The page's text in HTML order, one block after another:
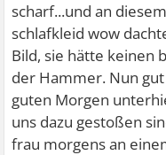
scharf...und an
schlafkleid wow
Bild, sie hätte keinen
der Hammer. Nun
guten Morgen
uns dazu gestoßen
frau morgens an